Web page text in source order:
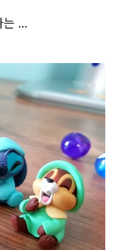
는 ...